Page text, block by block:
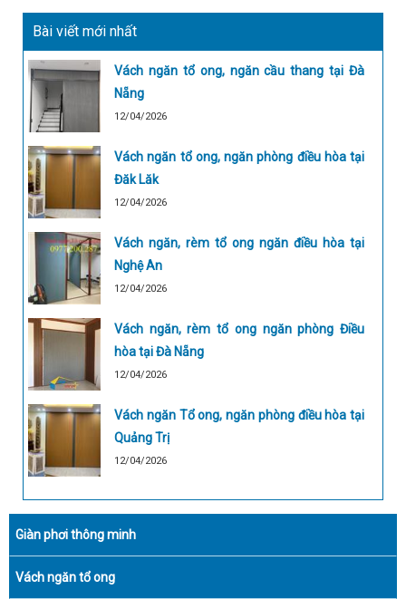
Bài viết mới nhất
Vách ngăn tổ ong, ngăn cầu thang tại Đà
Nẵng
12/04/2026
Vách ngăn tổ ong, ngăn phòng điều hòa tại
Đăk Lăk
12/04/2026
Vách ngăn, rèm tổ ong ngăn điều hòa tại
Nghệ An
12/04/2026
Vách ngăn, rèm tổ ong ngăn phòng Điều
hòa tại Đà Nẵng
12/04/2026
Vách ngăn Tổ ong, ngăn phòng điều hòa tại
Quảng Trị
12/04/2026
Giàn phơi thông minh
Vách ngăn tổ ong